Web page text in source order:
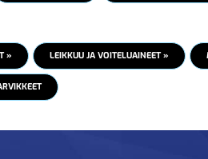
» LEIKKUU JA VOITELUAINEET »